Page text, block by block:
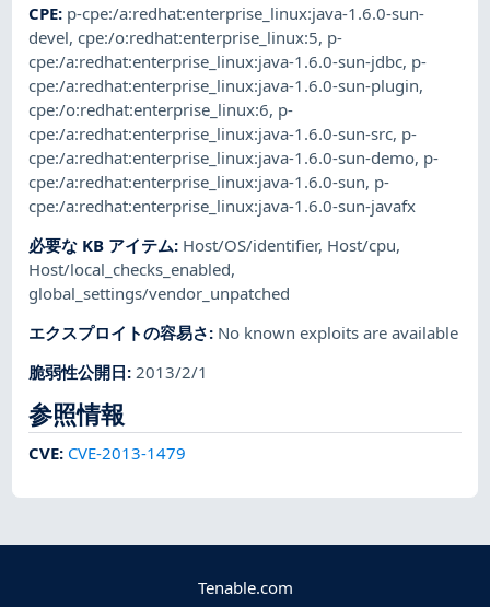
CPE: p-cpe:/a:redhat:enterprise_linux:java-1.6.0-sun-
devel,cpe:/o:redhat:enterprise_linux:5, p-
cpe:/a:redhat:enterprise_linux:java-1.6.0-sun-jdbc, p-
cpe:/a:redhat:enterprise_linux:java-1.6.0-sun-plugin,
cpe:/o:redhat:enterprise_linux:6, p-
cpe:/a:redhat:enterprise_linux:java-1.6.0-sun-src, p-
cpe:/a:redhat:enterprise_linux:java-1.6.0-sun-demo, p-
cpe:/a:redhat:enterprise_linux:java-1.6.0-sun, p-
cpe:/a:redhat:enterprise_linux:java-1.6.0-sun-javafx
必要な KB アイテム: Host/OS/identifier, Host/cpu,
Host/local_checks_enabled,
global_settings/vendor_unpatched
エクスプロイトの容易さ: No known exploits are available
脆弱性公開日:2013/2/1
参照情報
CVE: CVE-2013-1479
Tenable.com